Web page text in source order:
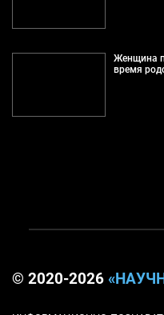
Женщина
время
© 2020-2026